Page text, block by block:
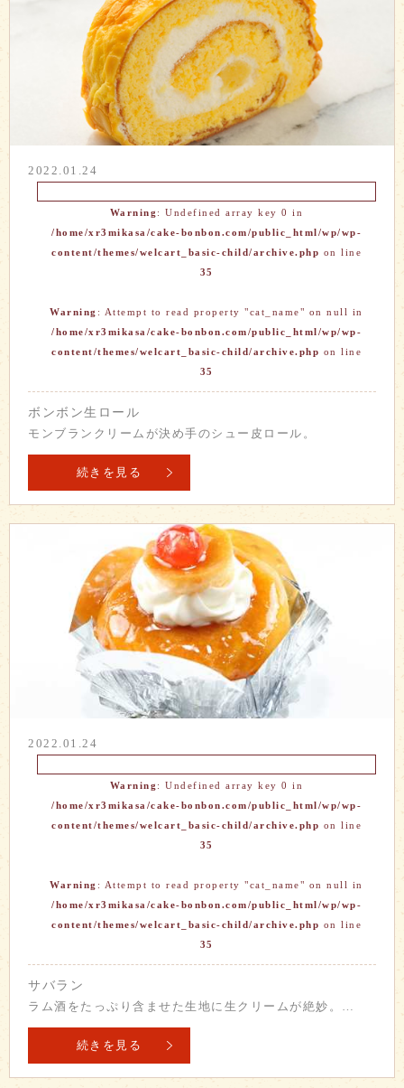
2022.01.24
Warning: Undefined array key 0 in
/home/xr3mikasa/cake-bonbon.com/public_html/wp/wp-
content/themes/welcart_basic-child/archive.php on line
35
Warning : Attempt to read property "cat_name" on null in
/home/xr3mikasa/cake-bonbon.com/public_html/wp/wp-
content/themes/welcart_basic-child/archive.php on line
35
ボンボン生ロール
モンブランクリームが決め手のシュー皮ロール。
続きを見る
2022.01.24
Warning: Undefined array key 0 in
/home/xr3mikasa/cake-bonbon.com/public_html/wp/wp-
content/themes/welcart_basic-child/archive.php on line
35
Warning : Attempt to read property "cat_name" on null in
/home/xr3mikasa/cake-bonbon.com/public_html/wp/wp-
content/themes/welcart_basic-child/archive.php on line
35
サバラン
ラム酒をたっぷり含ませた生地に生クリームが絶妙。…
続きを見る